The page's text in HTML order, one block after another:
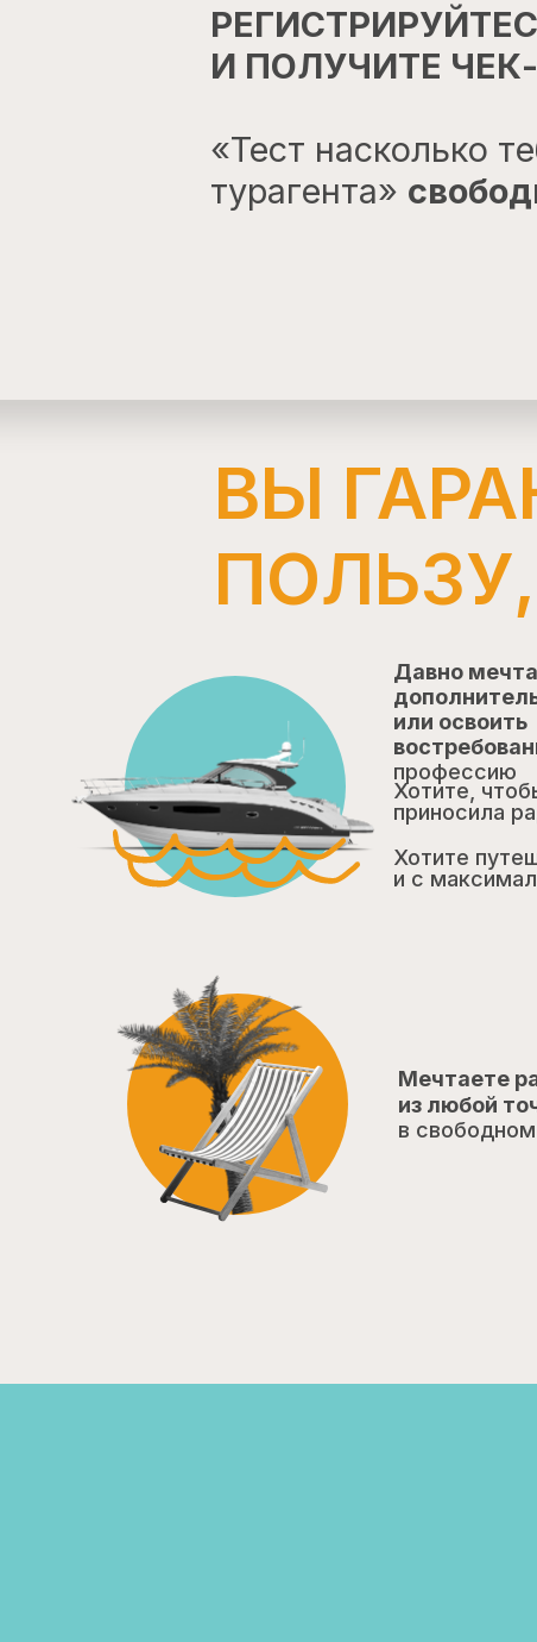
И ПОЛУЧИТЕ
«Тест насколько
турагента»
ВЫ
Давно
или освоить
профессию
Мечтаете
из любой
в
Хотите,
приносила
Хотите
и с